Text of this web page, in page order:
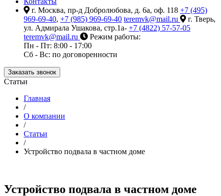
г. Москва, пр-д Добролюбова, д. 6а, оф. 118 +7 (495)
969-69-40, +7 (985) 969-69-40 teremvk@mail.ru
г. Тверь,
ул. Адмирала Ушакова, стр.1а- +7 (4822) 57-57-05
teremvk@mail.ru
Режим работы:
Пн - Пт: 8:00 - 17:00
Сб - Вс: по договоренности
Заказать звонок
Статьи
Главная
/
О компании
/
Статьи
/
Устройство подвала в частном доме
Устройство подвала в частном доме